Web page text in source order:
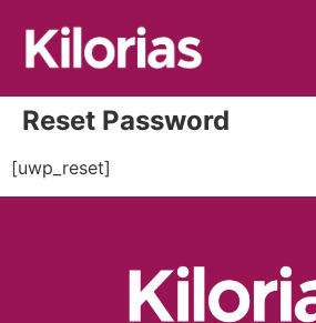
Reset Password
[uwp_reset]